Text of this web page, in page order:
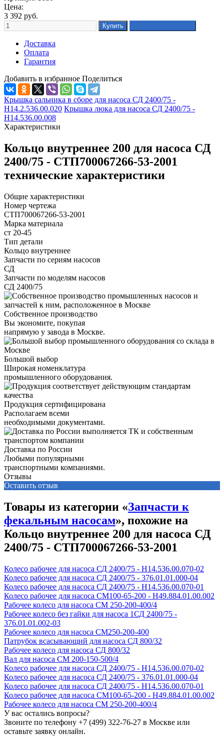
Цена:
3 392 руб.
Доставка
Оплата
Гарантия
Добавить в избранное Поделиться
Крышка сальника в сборе для насоса СД 2400/75 -
Н14.2.536.00.020 Крышка люка для насоса СД 2400/75 -
Н14.536.00.008
Характеристики
Кольцо внутреннее 200 для насоса СД
2400/75 - СТП700067266-53-2001
технические характеристики
Общие характеристики
Номер чертежа
СТП700067266-53-2001
Марка материала
ст 20-45
Тип детали
Кольцо внутреннее
Запчасти по сериям насосов
СД
Запчасти по моделям насосов
СД 2400/75
Собственное производство
Вы экономите, покупая
напрямую у завода в Москве.
Большой выбор
Широкая номенклатура
промышленного оборудования.
Продукция сертифицирована
Располагаем всеми
необходимыми документами.
Доставка по России
Любыми популярными
транспортными компаниями.
Отзывы
Оставить отзыв
Товары из категории «Запчасти к
фекальным насосам», похожие на
Кольцо внутреннее 200 для насоса СД
2400/75 - СТП700067266-53-2001
Колесо рабочее для насоса СД 2400/75 - Н14.536.00.070-02
Колесо рабочее для насоса СД 2400/75 - 376.01.01.000-04
Колесо рабочее для насоса СД 2400/75 - Н14.536.00.070-01
Колесо рабочее для насоса СМ100-65-200 - Н49.884.01.00.002
Рабочее колесо для насоса СМ 250-200-400/4
Рабочее колесо без гайки для насоса 1СД 2400/75 -
376.01.01.002-03
Рабочее колесо для насоса СМ250-200-400
Патрубок всасывающий для насоса СД 800/32
Рабочее колесо для насоса СД 800/32
Вал для насоса СМ 200-150-500/4
Колесо рабочее для насоса СД 2400/75 - Н14.536.00.070-02
Колесо рабочее для насоса СД 2400/75 - 376.01.01.000-04
Колесо рабочее для насоса СД 2400/75 - Н14.536.00.070-01
Колесо рабочее для насоса СМ100-65-200 - Н49.884.01.00.002
Рабочее колесо для насоса СМ 250-200-400/4
У вас остались вопросы?
Звоните по телефону +7 (499) 322-76-27 в Москве или
оставьте заявку онлайн.